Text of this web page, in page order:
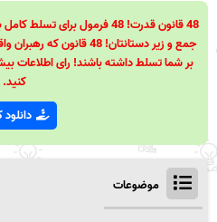
جمع و زیر دستانتان! 48
بر شما تسلط داشته باشند! رای اطلاعات
کنید.
موضوعات